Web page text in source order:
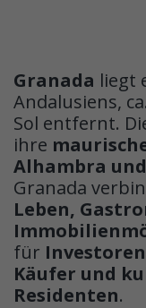
Granada liegt
Andalusiens,
Sol entfernt.
ihre
Alhambra
Granada
Leben,
für
Käufer und
Residenten.